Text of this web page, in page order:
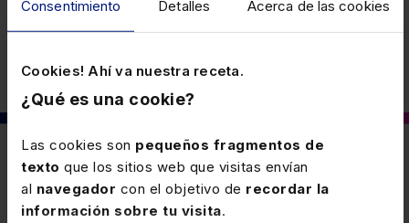
Consentimiento Detalles Acerca de las cookies
Cookies! Ahí va nuestra receta.
¿Qué es una cookie?
Las cookies son pequeños fragmentos de
texto que los sitios web que visitas envían
al navegador con el objetivo de recordar la
información sobre tu visita.
También puede interesarte